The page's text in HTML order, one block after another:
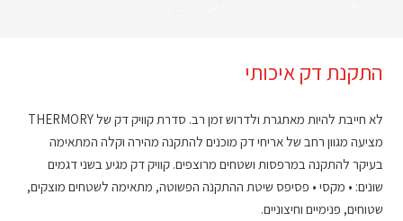
התקנת דק איכותי
לא חייבת להיות מאתגרת ולדרוש זמן רב. סדרת קוויק דק של THERMORY
מציעה מגוון רחב של אריחי דק מוכנים להתקנה מהירה וקלה המתאימה
בעיקר להתקנה במרפסות ושטחים מרוצפים. קוויק דק מגיע בשני דגמים
שונים: • מקסי • פסיפס שיטת ההתקנה הפשוטה, מתאימה לשטחים מוצקים,
שטוחים, פנימיים וחיצוניים.